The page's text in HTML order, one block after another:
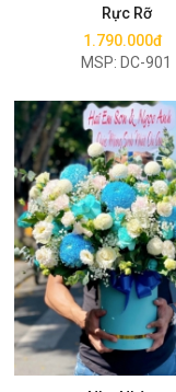
Rực Rỡ
1.790.000đ
MSP: DC-901
Mua ngay